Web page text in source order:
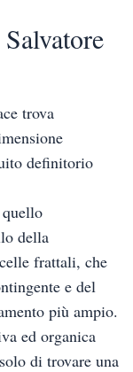
trova
definitorio
della
frattali, che
e del
più ampio.
ed organica
di trovare una